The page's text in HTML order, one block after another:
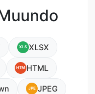
XLS XLSX
HTM HTML
JPE JPEG